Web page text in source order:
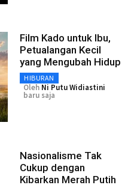
Film Kado untuk Ibu,
Petualangan Kecil
yang Mengubah Hidup
HIBURAN
Oleh Ni Putu Widiastini
baru saja
Nasionalisme Tak
Cukup dengan
Kibarkan Merah Putih